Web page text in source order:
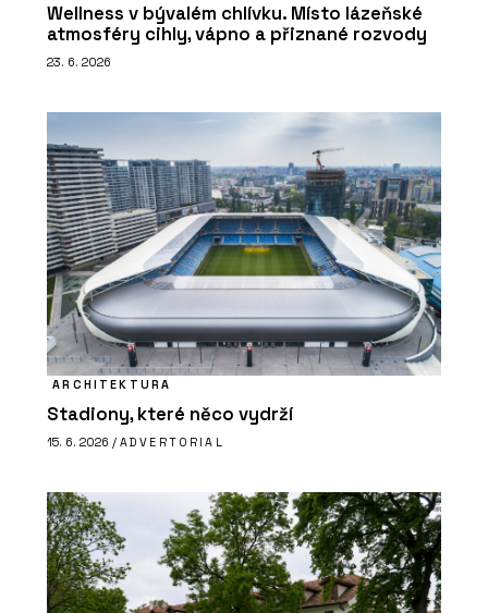
Wellness v bývalém chlívku. Místo lázeňské
atmosféry cihly, vápno a přiznané rozvody
23. 6. 2026
ARCHITEKTURA
Stadiony, které něco vydrží
15. 6. 2026 / ADVERTORIAL